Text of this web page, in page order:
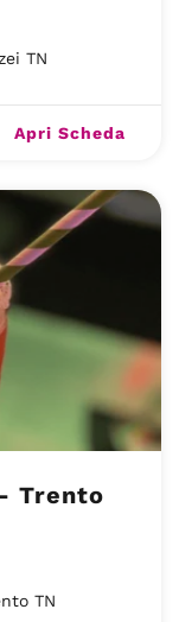
TN
Apri Scheda
Trento
TN